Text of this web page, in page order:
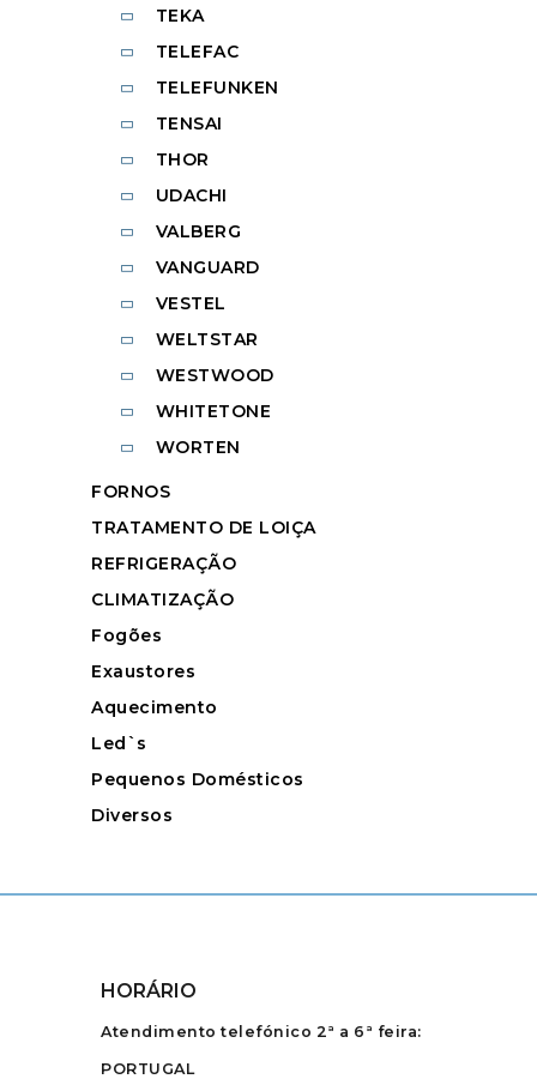
TEKA
TELEFAC
TELEFUNKEN
TENSAI
THOR
UDACHI
VALBERG
VANGUARD
VESTEL
WELTSTAR
WESTWOOD
WHITETONE
WORTEN
FORNOS
TRATAMENTO DE LOIÇA
REFRIGERAÇÃO
CLIMATIZAÇÃO
Fogões
Exaustores
Aquecimento
Led`s
Pequenos Domésticos
Diversos
HORÁRIO
Atendimento telefónico 2ª a 6ª feira:
PORTUGAL